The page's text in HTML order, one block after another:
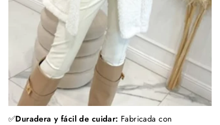
✅Duradera y fácil de cuidar: Fabricada con